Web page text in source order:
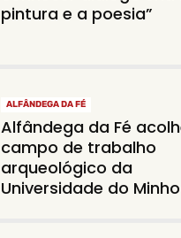
pintura e a poesia”
ALFÂNDEGA DA FÉ
Alfândega da Fé
campo de trabalho
arqueológico da
Universidade do Minho